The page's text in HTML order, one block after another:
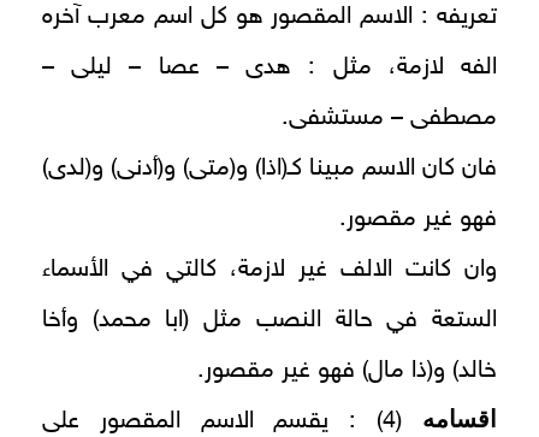
تعريفه : الاسم المقصور هو كل اسم معرب آخره
الفه لازمة، مثل : هدى – عصا – ليلى –
مصطفى – مستشفى.
فان كان الاسم مبينا كـ(اذا) و(متى) و(أدنى) و(لدى)
فهو غير مقصور.
وان كانت الالف غير لازمة، كالتي في الأسماء
الستعة في حالة النصب مثل (ابا محمد) وأخا
خالد) و(ذا مال) فهو غير مقصور.
اقسامه
(4) : يقسم الاسم المقصور على